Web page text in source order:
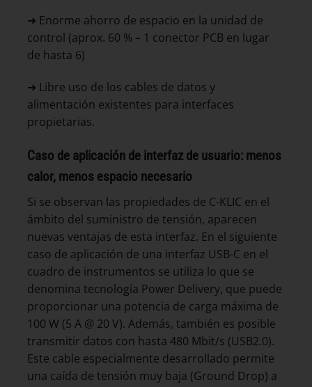
➜ Enorme ahorro de espacio en la unidad de
control (aprox. 60 % – 1 conector PCB en lugar
de hasta 6)
➜ Libre uso de los cables de datos y
alimentación existentes para interfaces
propietarias.
Caso de aplicación de interfaz de usuario: menos
calor, menos espacio necesario
Si se observan las propiedades de C-KLIC en el
ámbito del suministro de tensión, aparecen
nuevas ventajas de esta interfaz. En el siguiente
caso de aplicación de una interfaz USB-C en el
cuadro de instrumentos se utiliza lo que se
denomina tecnología Power Delivery, que puede
proporcionar una potencia de carga máxima de
100 W (5 A @ 20 V). Además, también es posible
transmitir datos con hasta 480 Mbit/s (USB2.0).
Este cable especialmente desarrollado permite
una caída de tensión muy baja (Ground Drop) a